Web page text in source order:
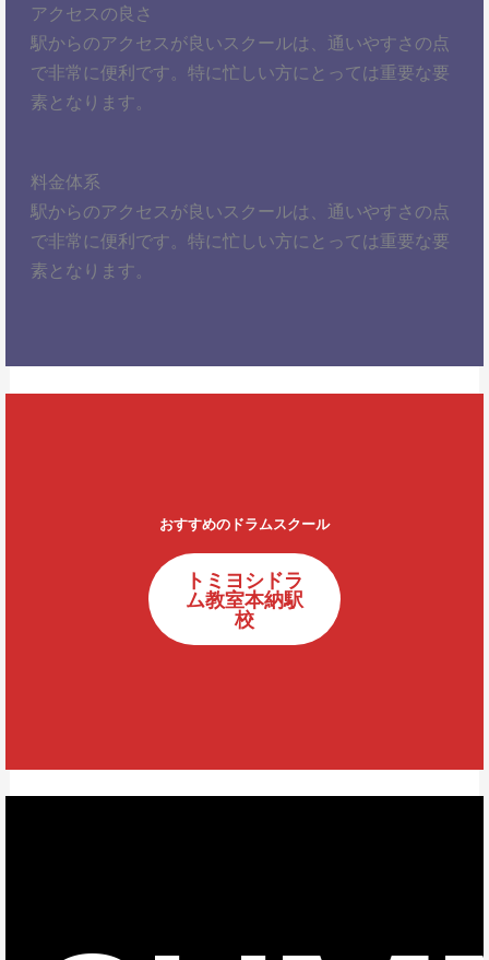
アクセスの良さ
駅からのアクセスが良いスクールは、通いやすさの点
で非常に便利です。特に忙しい方にとっては重要な要
素となります。
料金体系
駅からのアクセスが良いスクールは、通いやすさの点
で非常に便利です。特に忙しい方にとっては重要な要
素となります。
おすすめのドラムスクール
トミヨシドラ
ム教室本納駅
校